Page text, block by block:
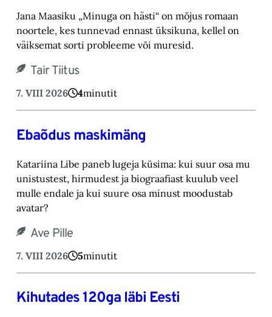
Jana Maasiku „Minuga on hästi“ on mõjus romaan
noortele, kes tunnevad ennast üksikuna, ‎kellel on
väiksemat sorti probleeme või muresid.‎
Tair Tiitus
7. VIII 2026 4minutit
Ebaõdus maskimäng
Katariina Libe paneb lugeja küsima: kui suur osa mu
unistustest, hirmudest ja biograafiast ‎kuulub veel
mulle endale ja kui suure osa minust moodustab
avatar? ‎
Ave Pille
7. VIII 2026 5minutit
Kihutades 120ga läbi Eesti